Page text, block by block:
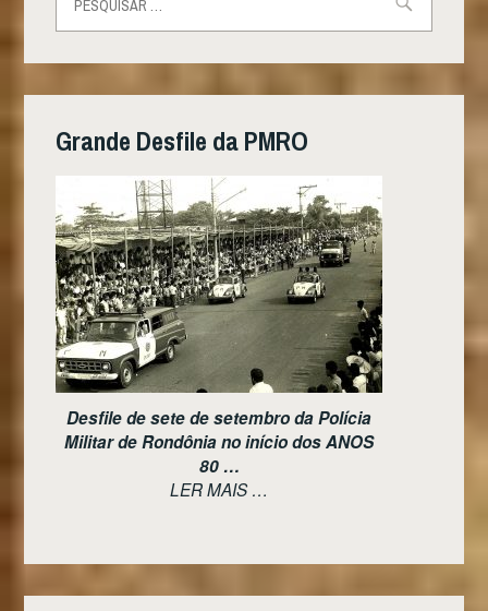
por:
Grande Desfile da PMRO
Desfile de sete de setembro da Polícia
Militar de Rondônia no início dos ANOS
80 …
LER MAIS …